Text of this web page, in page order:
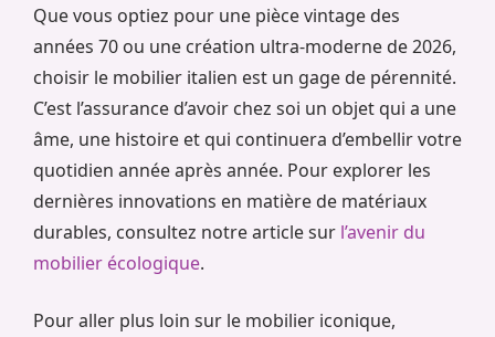
Que vous optiez pour une pièce vintage des
années 70 ou une création ultra-moderne de 2026,
choisir le mobilier italien est un gage de pérennité.
C’est l’assurance d’avoir chez soi un objet qui a une
âme, une histoire et qui continuera d’embellir votre
quotidien année après année. Pour explorer les
dernières innovations en matière de matériaux
durables, consultez notre article sur l’avenir du
mobilier écologique.
Pour aller plus loin sur le mobilier iconique,